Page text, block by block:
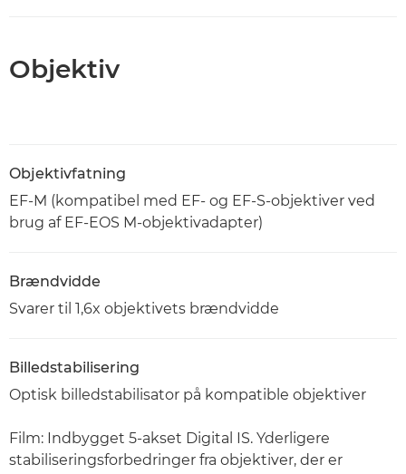
Objektiv
Objektivfatning
EF-M (kompatibel med EF- og EF-S-objektiver ved
brug af EF-EOS M-objektivadapter)
Brændvidde
Svarer til 1,6x objektivets brændvidde
Billedstabilisering
Optisk billedstabilisator på kompatible objektiver
Film: Indbygget 5-akset Digital IS. Yderligere
stabiliseringsforbedringer fra objektiver, der er